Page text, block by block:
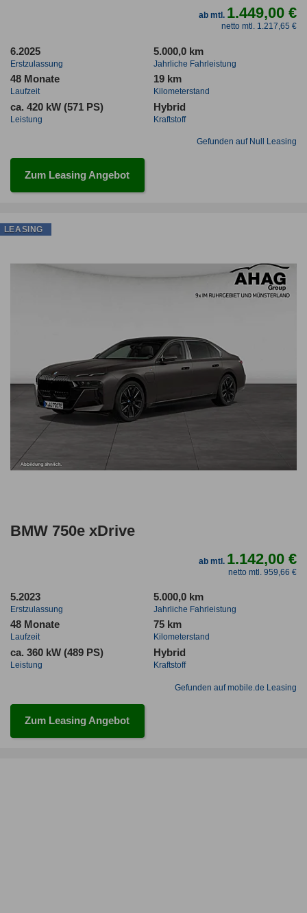
ab mtl. 1.449,00 €
netto mtl. 1.217,65 €
6.2025
Erstzulassung
5.000,0 km
Jahrliche Fahrleistung
48 Monate
Laufzeit
19 km
Kilometerstand
ca. 420 kW (571 PS)
Leistung
Hybrid
Kraftstoff
Gefunden auf Null Leasing
Zum Leasing Angebot
BMW 750e xDrive
ab mtl. 1.142,00 €
netto mtl. 959,66 €
5.2023
Erstzulassung
5.000,0 km
Jahrliche Fahrleistung
48 Monate
Laufzeit
75 km
Kilometerstand
ca. 360 kW (489 PS)
Leistung
Hybrid
Kraftstoff
Gefunden auf mobile.de Leasing
Zum Leasing Angebot
LEASING